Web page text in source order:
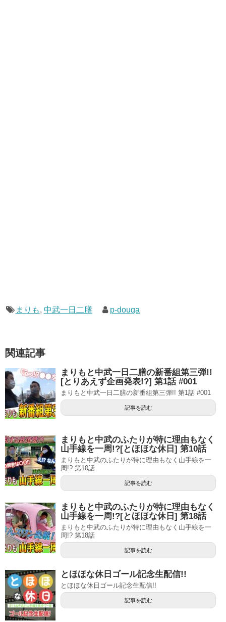
まりも, 中武一日二膳 p-douga
関連記事
まりもと中武一日二膳の新番組第三弾!!
[とりあえず企画発表!?] 第1話 #001
まりもと中武一日二膳の新番組第三弾!! 第1話 #001
記事を読む
まりもと中武のふたりが特に理由もなく
山手線を一周!?[とほほな休日] 第10話
まりもと中武のふたりが特に理由もなく山手線を一
周!? 第10話
記事を読む
まりもと中武のふたりが特に理由もなく
山手線を一周!?[とほほな休日] 第18話
まりもと中武のふたりが特に理由もなく山手線を一
周!? 第18話
記事を読む
とほほな休日ゴール記念生配信!!
とほほな休日ゴール記念生配信!!
記事を読む